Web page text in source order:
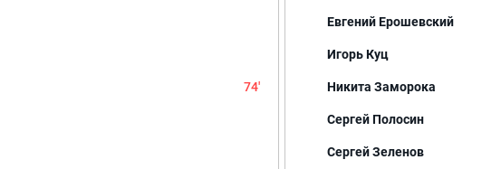
74'
Евгений Ерошевский
Игорь Куц
Никита Заморока
Сергей Полосин
Сергей Зеленов